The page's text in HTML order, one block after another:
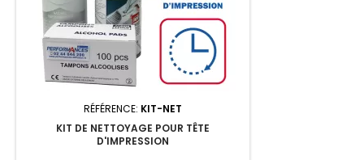
RÉFÉRENCE: KIT-NET
KIT DE NETTOYAGE POUR TÊTE
D'IMPRESSION